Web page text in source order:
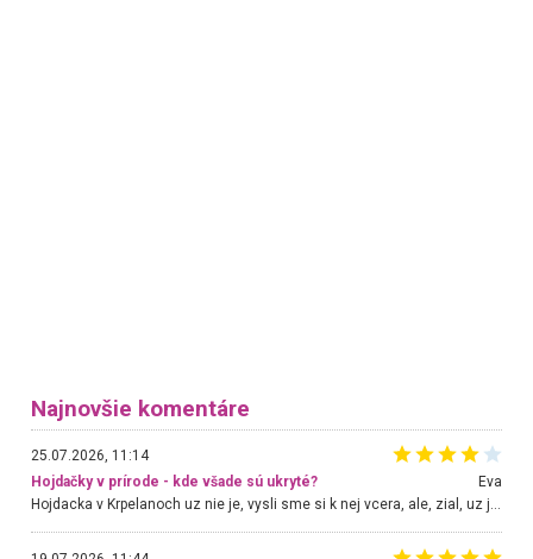
Najnovšie komentáre
25.07.2026, 11:14
Hojdačky v prírode - kde všade sú ukryté?
Eva
Hojdacka v Krpelanoch uz nie je, vysli sme si k nej vcera, ale, zial, uz je znicena. Ak sem planujete cestu len kvoli hojdacke, mozete si ju usetrit. Krasny vyhlad je tu vsak aj bez hojdacky :-)